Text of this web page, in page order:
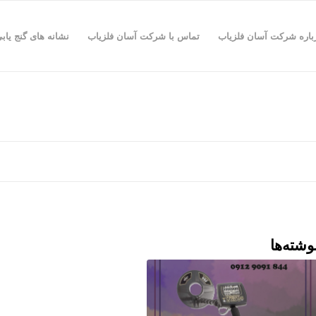
شرکت آسان فلزیاب تماس با شرکت آسان فلزیاب نشانه های گنج